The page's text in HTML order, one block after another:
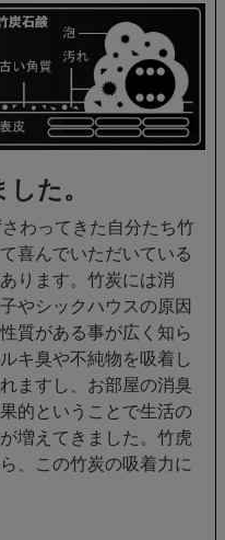
た。
わってきた自分たち竹
喜んでいただいている
ります。竹炭には消
やシックハウスの原因
質がある事が広く知ら
キ臭や不純物を吸着し
ますし、お部屋の消臭
的ということで生活の
増えてきました。竹虎
、この竹炭の吸着力に